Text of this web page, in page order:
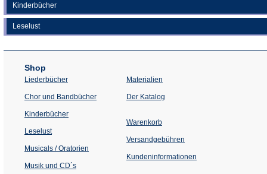
Kinderbücher
Leselust
Shop
Liederbücher
Chor und Bandbücher
Kinderbücher
Leselust
Musicals / Oratorien
Musik und CD´s
Materialien
Der Katalog
Warenkorb
Versandgebühren
Kundeninformationen